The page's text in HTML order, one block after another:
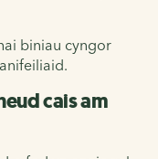
biniau cyngor
cais am